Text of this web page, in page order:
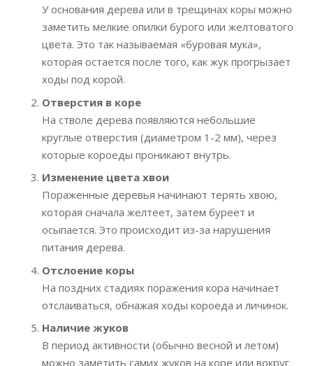
У основания дерева или в трещинах коры можно
заметить мелкие опилки бурого или желтоватого
цвета. Это так называемая «буровая мука»,
которая остается после того, как жук прогрызает
ходы под корой.
Отверстия в коре
На стволе дерева появляются небольшие
круглые отверстия (диаметром 1-2 мм), через
которые короеды проникают внутрь.
Изменение цвета хвои
Пораженные деревья начинают терять хвою,
которая сначала желтеет, затем буреет и
осыпается. Это происходит из-за нарушения
питания дерева.
Отслоение коры
На поздних стадиях поражения кора начинает
отслаиваться, обнажая ходы короеда и личинок.
Наличие жуков
В период активности (обычно весной и летом)
можно заметить самих жуков на коре или вокруг